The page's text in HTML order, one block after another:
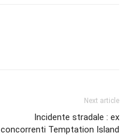
Next article
Incidente stradale : ex
concorrenti Temptation Island